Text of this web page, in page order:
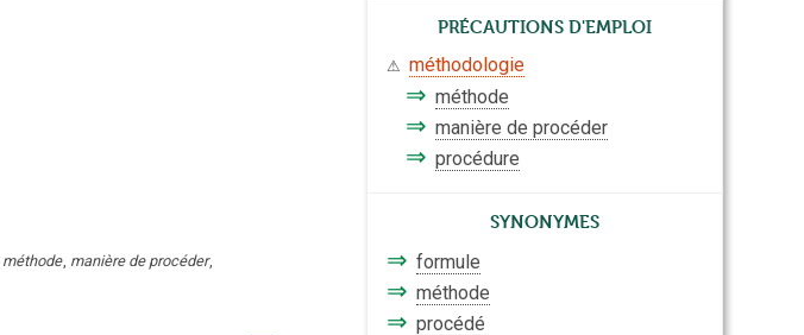
méthode, manière de procéder,
Précautions d'emploi
⚠ méthodologie
⇒ méthode
⇒ manière de procéder
⇒ procédure
Synonymes
⇒ formule
⇒ méthode
⇒ procédé